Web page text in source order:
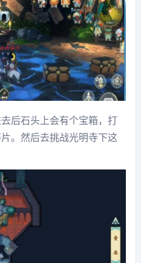
后石头上会有个宝箱，打
。然后去挑战光明寺下这